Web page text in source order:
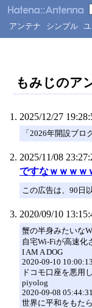
アンテナ シンプル
もみじのア
2025/12/27
「2026年開設ブロ
2025/11/08
ですなｗｗｗｗ
この広告は、90日
2020/09/10
蟹の半身みたいな
自宅Wi-Fiが高速化
I AM A DOG
2020-09-10 10:00:13
ドコモ口座を悪用
piyolog
2020-09-08 05:44:31
世界に平和をもた